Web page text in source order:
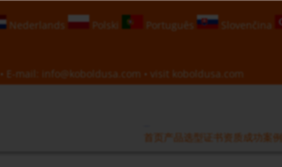
Nederlands Polski Português Slovenčina
• E-mail: info@koboldusa.com • visit koboldusa.com
首页 产品选型 证书资质 成功案例